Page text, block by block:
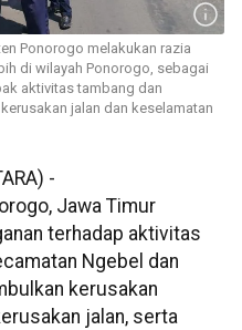
Ponorogo melakukan razia
di wilayah Ponorogo, sebagai
aktivitas tambang dan
jalan dan keselamatan
-
Jawa Timur
terhadap aktivitas
Ngebel dan
kerusakan
jalan, serta